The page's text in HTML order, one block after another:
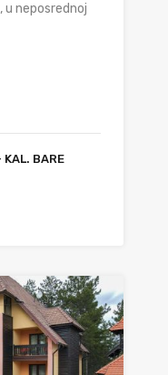
u neposrednoj
BARE